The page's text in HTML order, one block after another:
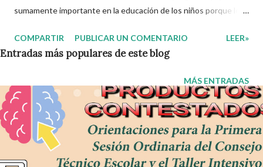
sumamente importante en la educación de los niños porque les
intelectuales, el cálculo mental, la abstracción y a tener una
mente lista para la crítica en situaciones que ellos deberán
resolver a lo largo de su vida. Además, las matemáticas son
fundamentales en la vida diaria pues contribuyen a que los
estudiantes resuelvan problemas que les permiten
desenvolverse en el mundo de las cuentas y cantidades, como lo
son el manejo del dinero, las compras y los pagos, las medidas,
entre otras cosas. Aunado a lo anterior, consideramos que
COMPARTIR PUBLICAR UN COMENTARIO LEER»
MÁS ENTRADAS
Entradas más populares de este blog